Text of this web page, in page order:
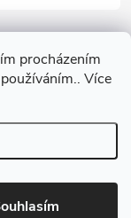
procházením
Více
vyhrazena.Upravit